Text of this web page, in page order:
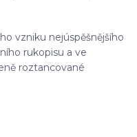
vzniku nejúspěšnějšího
rukopisu a ve
roztancované